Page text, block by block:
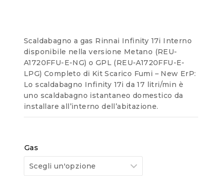
Scaldabagno a gas Rinnai Infinity 17i Interno
disponibile nella versione Metano (REU-
A1720FFU-E-NG) o GPL (REU-A1720FFU-E-
LPG) Completo di Kit Scarico Fumi – New ErP:
Lo scaldabagno Infinity 17i da 17 litri/min è
uno scaldabagno istantaneo domestico da
installare all’interno dell’abitazione.
Gas